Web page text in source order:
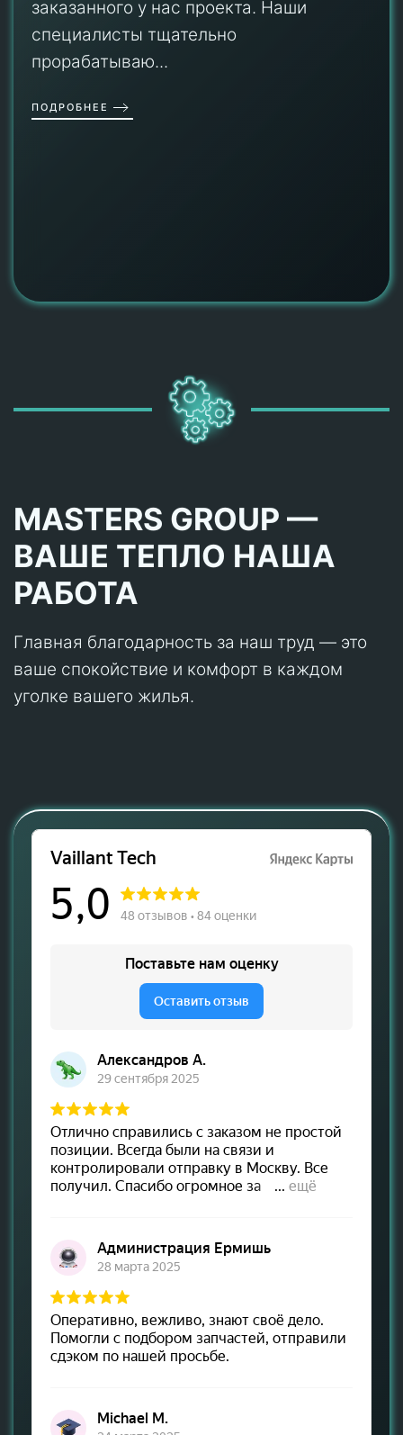
заказанного у нас проекта. Наши
специалисты тщательно
прорабатываю...
ПОДРОБНЕЕ
MASTERS GROUP —
ВАШЕ ТЕПЛО НАША
РАБОТА
Главная благодарность за наш труд — это
ваше спокойствие и комфорт в каждом
уголке вашего жилья.